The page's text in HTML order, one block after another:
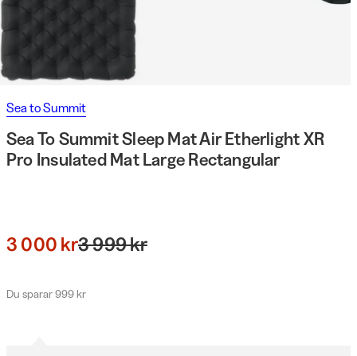
Sea to Summit
Sea To Summit Sleep Mat Air Etherlight XR
Pro Insulated Mat Large Rectangular
3 000 kr3 999 kr
Du sparar 999 kr